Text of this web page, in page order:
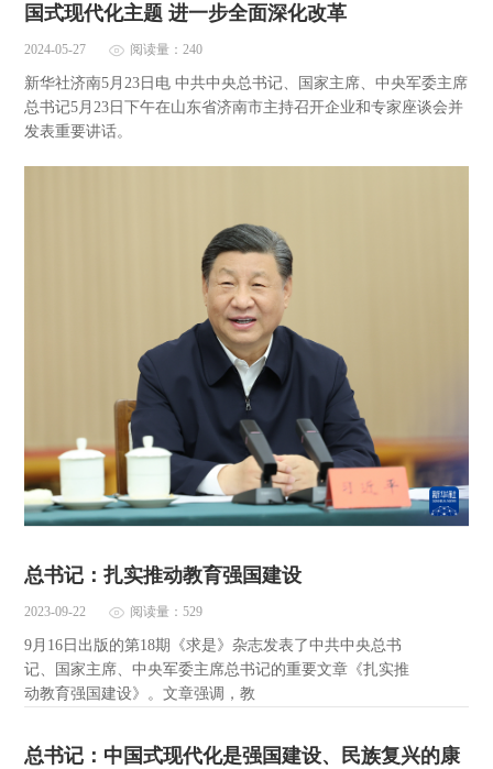
国式现代化主题 进一步全面深化改革
2024-05-27 阅读量：240
新华社济南5月23日电 中共中央总书记、国家主席、中央军委主席
总书记5月23日下午在山东省济南市主持召开企业和专家座谈会并
发表重要讲话。
总书记：扎实推动教育强国建设
2023-09-22 阅读量：529
9月16日出版的第18期《求是》杂志发表了中共中央总书
记、国家主席、中央军委主席总书记的重要文章《扎实推
动教育强国建设》。文章强调，教
总书记：中国式现代化是强国建设、民族复兴的康